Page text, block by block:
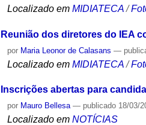
Localizado em MIDIATECA /
Reunião dos diretores do IEA
por Maria Leonor de Calasans —
Localizado em MIDIATECA /
Inscrições abertas para
por Mauro Bellesa — publicado 18/03/
Localizado em NOTÍCIAS